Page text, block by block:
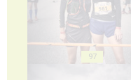
97